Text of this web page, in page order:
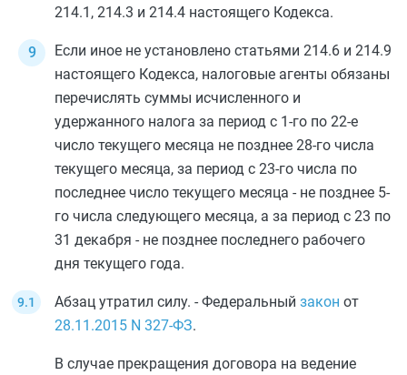
214.1 , 214.3 и 214.4 настоящего Кодекса.
Если иное не установлено статьями 214.6 и 214.9
настоящего Кодекса, налоговые агенты обязаны
перечислять суммы исчисленного и
удержанного налога за период с 1-го по 22-е
число текущего месяца не позднее 28-го числа
текущего месяца, за период с 23-го числа по
последнее число текущего месяца - не позднее 5-
го числа следующего месяца, а за период с 23 по
31 декабря - не позднее последнего рабочего
дня текущего года.
Абзац утратил силу. - Федеральный закон от
28.11.2015 N 327-ФЗ.
В случае прекращения договора на ведение